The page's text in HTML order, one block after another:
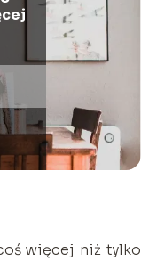
więcej niż tylko